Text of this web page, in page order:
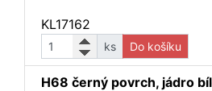
KL17162
ks Do košíku
H68 černý povrch, jádro